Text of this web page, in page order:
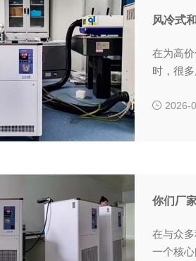
风冷式
在为高
时，很
2026-
你们厂
在与众
一个核